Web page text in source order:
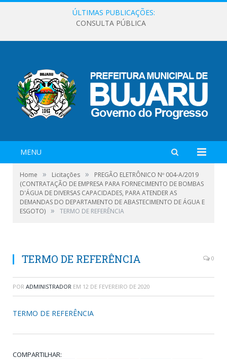
ÚLTIMAS PUBLICAÇÕES:
CONSULTA PÚBLICA
MENU
Home » Licitações »
PREGÃO ELETRÔNICO Nº 004-A/2019
(CONTRATAÇÃO DE EMPRESA PARA FORNECIMENTO DE BOMBAS
D'ÁGUA DE DIVERSAS CAPACIDADES, PARA ATENDER AS
DEMANDAS DO DEPARTAMENTO DE ABASTECIMENTO DE ÁGUA E
ESGOTO) » TERMO DE REFERÊNCIA
TERMO DE REFERÊNCIA 0
POR ADMINISTRADOR EM 12 DE FEVEREIRO DE 2020
TERMO DE REFERÊNCIA
COMPARTILHAR: